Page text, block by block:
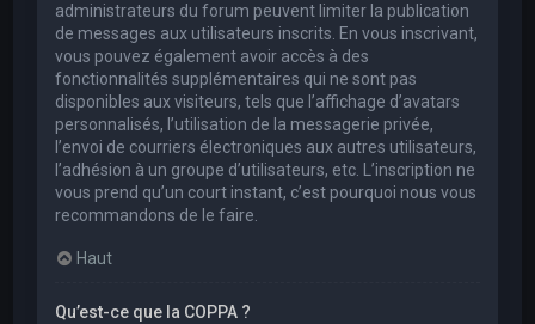
administrateurs du forum peuvent limiter la publication
de messages aux utilisateurs inscrits. En vous inscrivant,
vous pouvez également avoir accès à des
fonctionnalités supplémentaires qui ne sont pas
disponibles aux visiteurs, tels que l’affichage d’avatars
personnalisés, l’utilisation de la messagerie privée,
l’envoi de courriers électroniques aux autres utilisateurs,
l’adhésion à un groupe d’utilisateurs, etc. L’inscription ne
vous prend qu’un court instant, c’est pourquoi nous vous
recommandons de le faire.
Haut
Qu’est-ce que la COPPA ?